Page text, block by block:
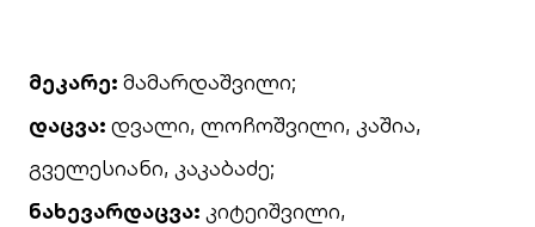
მეკარე: მამარდაშვილი;
დაცვა: დვალი, ლოჩოშვილი, კაშია,
გველესიანი, კაკაბაძე;
ნახევარდაცვა: კიტეიშვილი,